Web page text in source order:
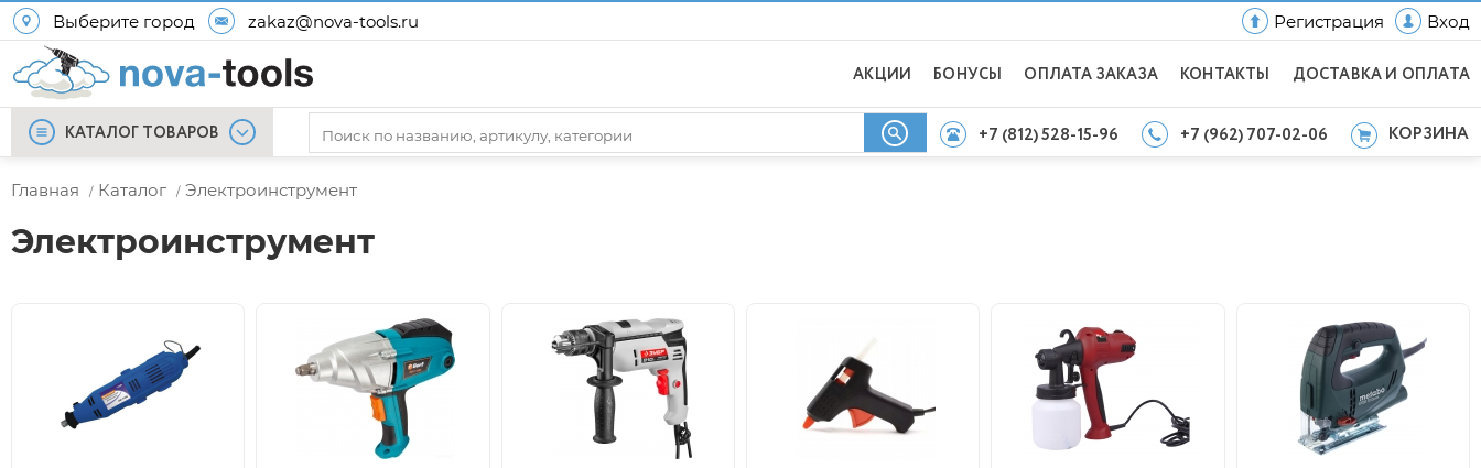
Выберите город zakaz@nova-tools.ru Регистрация Вход
АКЦИИ БОНУСЫ ОПЛАТА ЗАКАЗА КОНТАКТЫ ДОСТАВКА И ОПЛАТА
КАТАЛОГ ТОВАРОВ +7 (812) 528-15-96 +7 (962) 707-02-06 КОРЗИНА
Главная / Каталог / Электроинструмент
Электроинструмент